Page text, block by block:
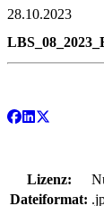
28.10.2023
Lizenz:
Dateiformat: